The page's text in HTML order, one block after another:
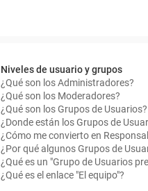
Niveles de usuario y grupos
¿Qué son los Administradores?
¿Qué son los Moderadores?
¿Qué son los Grupos de Usuarios?
¿Donde están los Grupos de
¿Cómo me convierto en
¿Por qué algunos Grupos de
¿Qué es un "Grupo de Usuarios
¿Qué es el enlace "El equipo"?